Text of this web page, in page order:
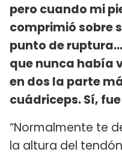
pero cuando mi
comprimió sobre
punto de
que nunca había
en dos la parte
cuádriceps. Sí,
“Normalmente te
la altura del